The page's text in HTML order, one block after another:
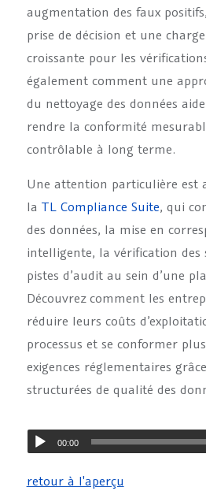
augmentation des faux
prise de décision et une
croissante pour les
également comment une
du nettoyage des données
rendre la conformité
contrôlable à long terme.
Une attention particulière est
la TL Compliance Suite, qui
des données, la mise en
intelligente, la vérification des
pistes d’audit au sein d’une
Découvrez comment les
réduire leurs coûts
processus et se conformer
exigences réglementaires
structurées de qualité des
00:00
retour à l'aperçu